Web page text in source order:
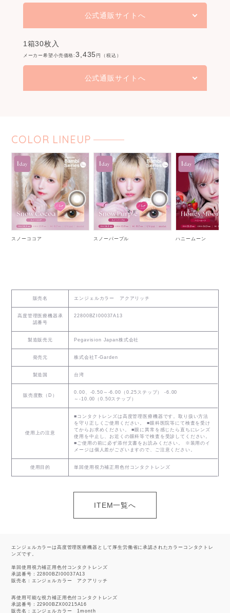
公式通販サイトへ
1箱30枚入
メーカー希望小売価格:3,435 円（税込）
公式通販サイトへ
COLOR LINEUP
スノーココア スノーパープル ハニームーン
販売名 エンジェルカラー アクアリッチ
高度管理医療機器承
認番号
22800BZI00037A13
製造販売元 Pegavision Japan株式会社
発売元 株式会社T-Garden
製造国 台湾
販売度数（D）
0.00、-0.50～-6.00（0.25ステップ） -6.00
～-10.00（0.50ステップ）
使用上の注意
■コンタクトレンズは高度管理医療機器です。取り扱い方法
を守り正しくご使用ください。 ■眼科医院等にて検査を受け
てからお求めください。 ■眼に異常を感じたら直ちにレンズ
使用を中止し、お近くの眼科等で検査を受診してください。
■ご使用の前に必ず添付文書をお読みください。 ※装用のイ
メージは個人差がございますので、ご注意ください。
使用目的 単回使用視力補正用色付コンタクトレンズ
ITEM一覧へ
エンジェルカラーは高度管理医療機器として厚生労働省に承認されたカラーコンタクトレ
ンズです。
単回使用視力補正用色付コンタクトレンズ
承認番号：22800BZI00037A13
販売名：エンジェルカラー アクアリッチ
再使用可能な視力補正用色付コンタクトレンズ
承認番号：22900BZX00215A16
販売名：エンジェルカラー 1month